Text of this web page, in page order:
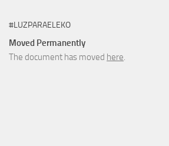
#LUZPARAELEKO
Moved Permanently
The document has moved here.